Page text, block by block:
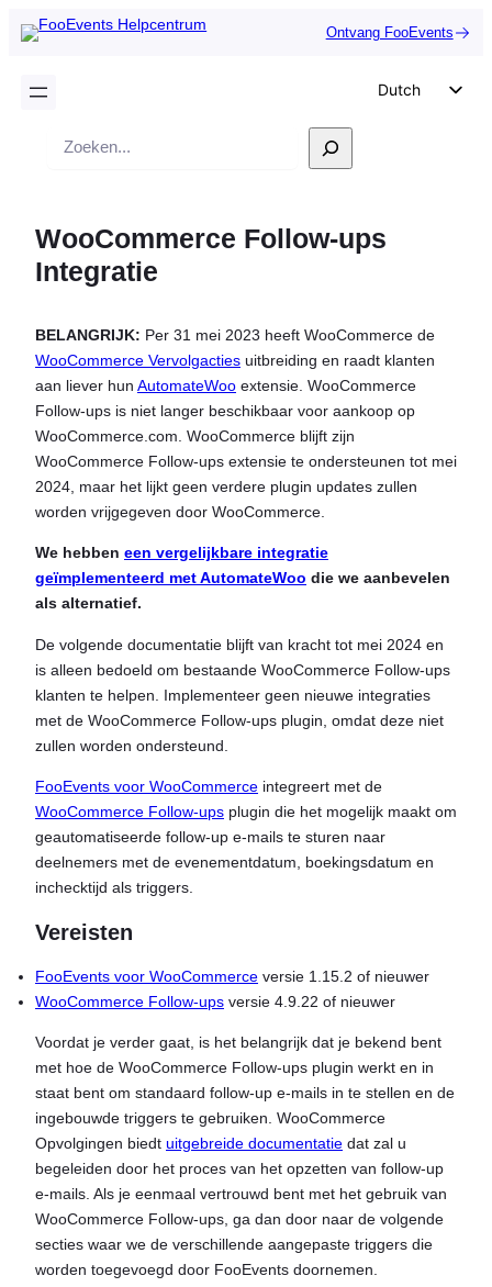
Ontvang FooEvents
Dutch
Italian
Polish
Czech
Greek
Zoek
WooCommerce Follow-ups
Integratie
BELANGRIJK: Per 31 mei 2023 heeft WooCommerce de
WooCommerce Vervolgacties uitbreiding en raadt klanten
aan liever hun AutomateWoo extensie. WooCommerce
Follow-ups is niet langer beschikbaar voor aankoop op
WooCommerce.com. WooCommerce blijft zijn
WooCommerce Follow-ups extensie te ondersteunen tot mei
2024, maar het lijkt geen verdere plugin updates zullen
worden vrijgegeven door WooCommerce.
We hebben een vergelijkbare integratie
geïmplementeerd met AutomateWoo die we aanbevelen
als alternatief.
De volgende documentatie blijft van kracht tot mei 2024 en
is alleen bedoeld om bestaande WooCommerce Follow-ups
klanten te helpen. Implementeer geen nieuwe integraties
met de WooCommerce Follow-ups plugin, omdat deze niet
zullen worden ondersteund.
FooEvents voor WooCommerce integreert met de
WooCommerce Follow-ups plugin die het mogelijk maakt om
geautomatiseerde follow-up e-mails te sturen naar
deelnemers met de evenementdatum, boekingsdatum en
inchecktijd als triggers.
Vereisten
FooEvents voor WooCommerce versie 1.15.2 of nieuwer
WooCommerce Follow-ups versie 4.9.22 of nieuwer
Voordat je verder gaat, is het belangrijk dat je bekend bent
met hoe de WooCommerce Follow-ups plugin werkt en in
staat bent om standaard follow-up e-mails in te stellen en de
ingebouwde triggers te gebruiken. WooCommerce
Opvolgingen biedt uitgebreide documentatie dat zal u
begeleiden door het proces van het opzetten van follow-up
e-mails. Als je eenmaal vertrouwd bent met het gebruik van
WooCommerce Follow-ups, ga dan door naar de volgende
secties waar we de verschillende aangepaste triggers die
worden toegevoegd door FooEvents doornemen.